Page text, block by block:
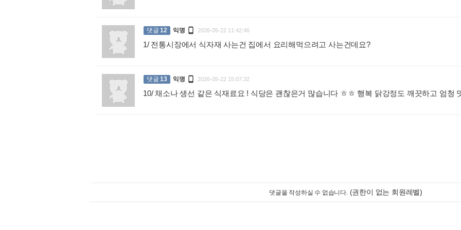
댓글12 익명  2026-05-22 11:42:46
1/ 전통시장에서 식자재 사는건 집에서 요리해먹으려고 사는건데요?
댓글13 익명  2026-05-22 15:07:32
10/ 채소나 생선 같은 식재료요 ! 식당은 괜찮은거 많습니다 ㅎㅎ 행복 닭강정도 깨끗하고 엄청
댓글을 작성하실 수 없습니다. (권한이 없는 회원레벨)